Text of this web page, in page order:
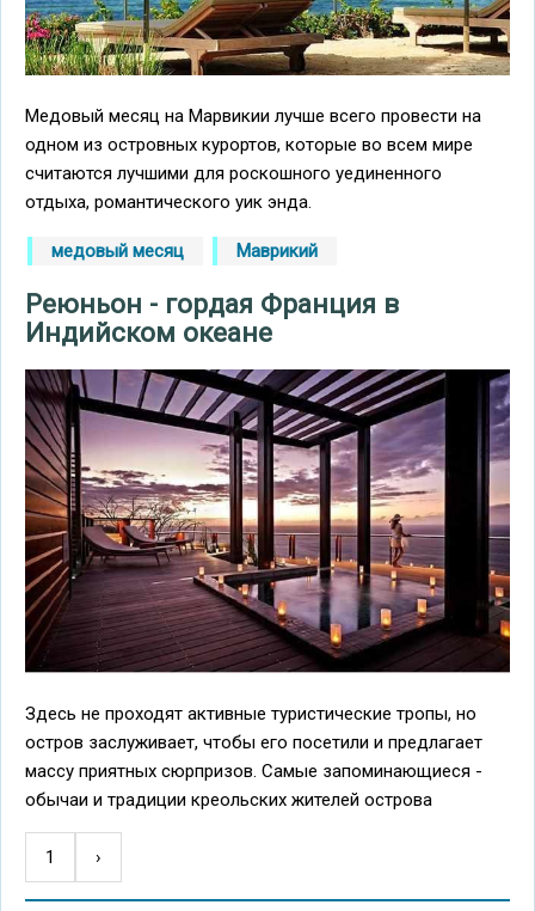
Медовый месяц на Марвикии лучше всего провести на
одном из островных курортов, которые во всем мире
считаются лучшими для роскошного уединенного
отдыха, романтического уик энда.
медовый месяц Маврикий
Реюньон - гордая Франция в
Индийском океане
Здесь не проходят активные туристические тропы, но
остров заслуживает, чтобы его посетили и предлагает
массу приятных сюрпризов. Самые запоминающиеся -
обычаи и традиции креольских жителей острова
Нумерация
страниц
1
Следующая
страница
›